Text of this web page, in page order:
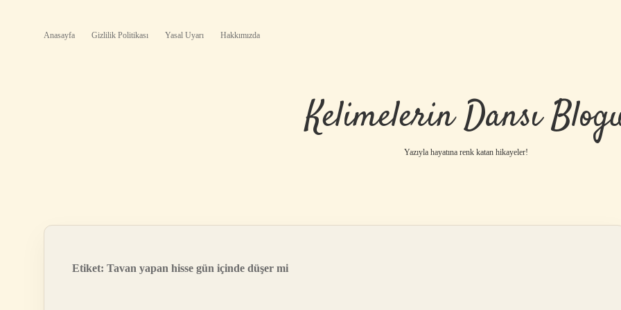
Anasayfa Gizlilik Politikası Yasal Uyarı Hakkımızda
Kelimelerin Dansı
Yazıyla hayatına renk katan hikayeler!
Etiket: Tavan yapan hisse gün içinde düşer mi